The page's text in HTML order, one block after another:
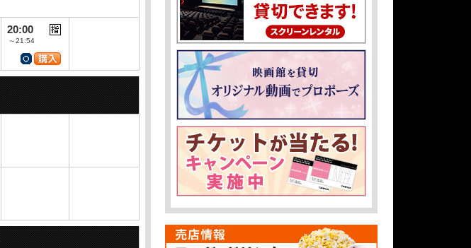
20:00
～21:54